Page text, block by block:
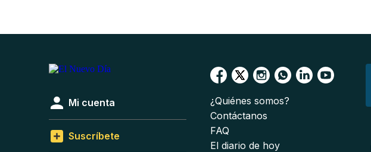
Mi cuenta
Suscríbete
¿Quiénes somos?
Contáctanos
FAQ
El diario de hoy